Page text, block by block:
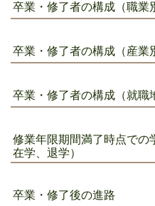
卒業・修了者の構成（職業
卒業・修了者の構成（産業
卒業・修了者の構成（就職
修業年限期間満了時点での
在学、退学）
卒業・修了後の進路